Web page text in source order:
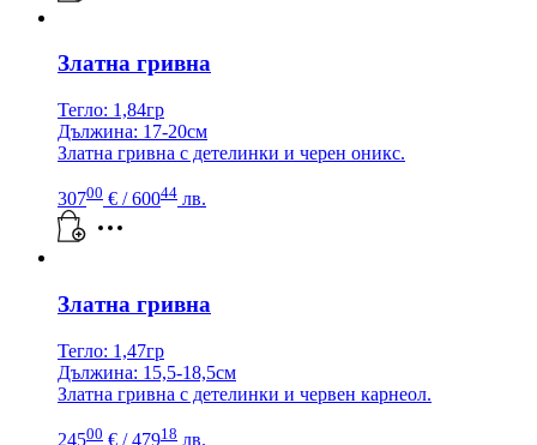
Златна гривна
Тегло: 1,84гр
Дължина: 17-20см
Златна гривна с детелинки и черен оникс.
30700 € / 60044 лв.
Златна гривна
Тегло: 1,47гр
Дължина: 15,5-18,5см
Златна гривна с детелинки и червен карнеол.
24500 € / 47918 лв.